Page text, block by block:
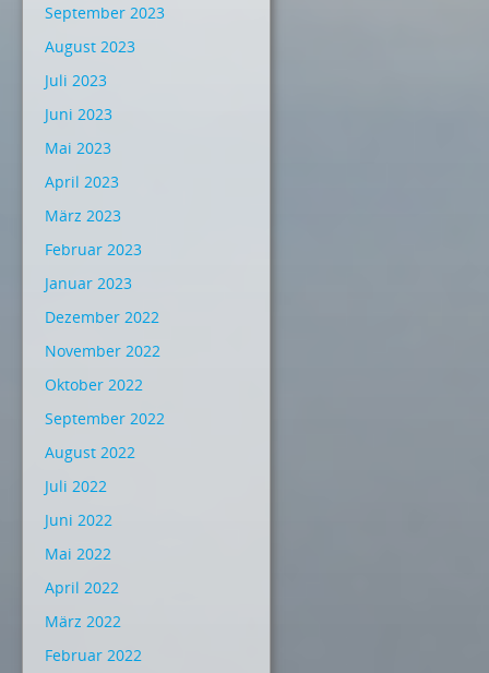
September 2023
August 2023
Juli 2023
Juni 2023
Mai 2023
April 2023
März 2023
Februar 2023
Januar 2023
Dezember 2022
November 2022
Oktober 2022
September 2022
August 2022
Juli 2022
Juni 2022
Mai 2022
April 2022
März 2022
Februar 2022